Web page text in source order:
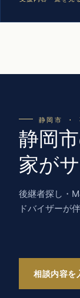
静岡市 ·
静岡
家が
後継者探し・
ドバイザーが
相談内容を